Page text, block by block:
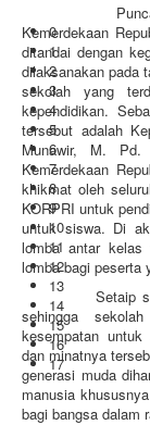
0
1
2
3
4
5
6
7
8
9
10
11
12
13
14
15
16
17
Puncak
Kemerdekaan
ditandai dengan
dilaksanakan pada
sekolah yang
kependidikan.
tersebut adalah
Munawir, M. Pd.
Kemerdekaan
khikmat oleh
KORPRI untuk
untuk siswa. Di
lomba antar kelas
lomba bagi peserta
Setaip siswa
sehingga
kesempatan
dan minatnya
generasi muda
manusia
bagi bangsa dalam